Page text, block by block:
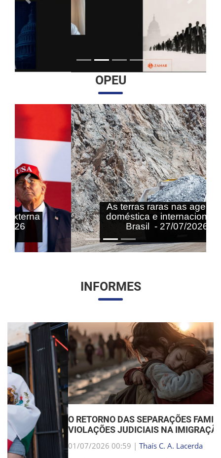
Anterior
OPEU
As terras raras nas agendas
doméstica e internacional do
Brasil - 27/07/2026
Anterior Próximo
INFORMES
O RETORNO DAS SEPARAÇÕES FAMILIARES:
VIOLAÇÕES JUDICIAIS NA IMIGRAÇÃO DOS EUA
01/07/2026 00:59 |Thaís C. A. Lacerda
Anterior